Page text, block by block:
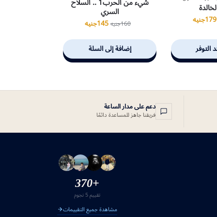
179جنيه
التوفر
السري
160جنيه145جنيه
إضافة إلى السلة
دعم على مدار الساعة
فريقنا جاهز للمساعدة دائمًا
+370
تقييم 5 نجوم
مشاهدة جميع التقييمات